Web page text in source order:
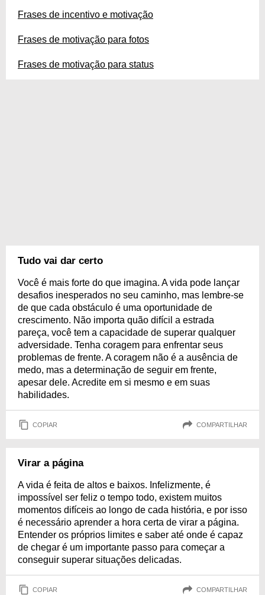
Frases de incentivo e motivação
Frases de motivação para fotos
Frases de motivação para status
Tudo vai dar certo
Você é mais forte do que imagina. A vida pode lançar
desafios inesperados no seu caminho, mas lembre-se
de que cada obstáculo é uma oportunidade de
crescimento. Não importa quão difícil a estrada
pareça, você tem a capacidade de superar qualquer
adversidade. Tenha coragem para enfrentar seus
problemas de frente. A coragem não é a ausência de
medo, mas a determinação de seguir em frente,
apesar dele. Acredite em si mesmo e em suas
habilidades.
COPIAR COMPARTILHAR
Virar a página
A vida é feita de altos e baixos. Infelizmente, é
impossível ser feliz o tempo todo, existem muitos
momentos difíceis ao longo de cada história, e por isso
é necessário aprender a hora certa de virar a página.
Entender os próprios limites e saber até onde é capaz
de chegar é um importante passo para começar a
conseguir superar situações delicadas.
COPIAR COMPARTILHAR